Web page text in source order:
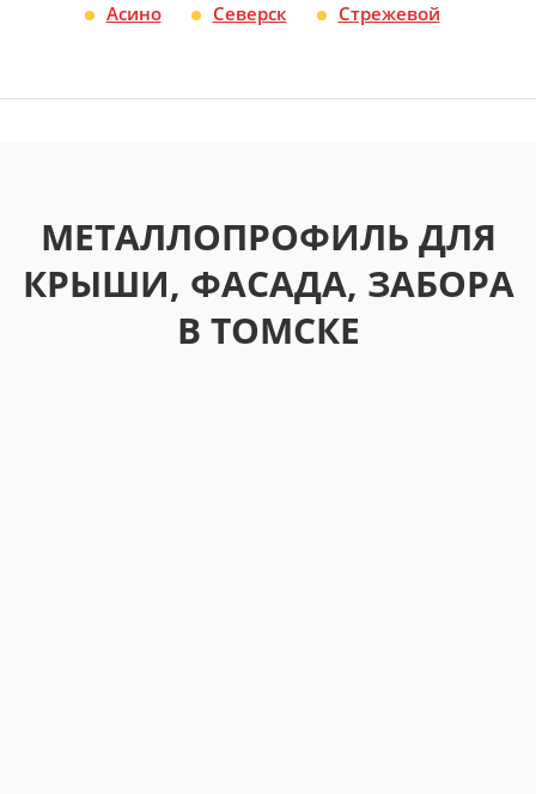
Асино Северск Стрежевой
МЕТАЛЛОПРОФИЛЬ ДЛЯ
КРЫШИ, ФАСАДА, ЗАБОРА
В ТОМСКЕ